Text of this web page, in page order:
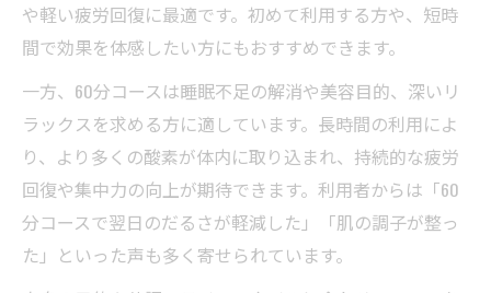
や軽い疲労回復に最適です。初めて利用する方や、短時
間で効果を体感したい方にもおすすめできます。
一方、60分コースは睡眠不足の解消や美容目的、深いリ
ラックスを求める方に適しています。長時間の利用によ
り、より多くの酸素が体内に取り込まれ、持続的な疲労
回復や集中力の向上が期待できます。利用者からは「60
分コースで翌日のだるさが軽減した」「肌の調子が整っ
た」といった声も多く寄せられています。